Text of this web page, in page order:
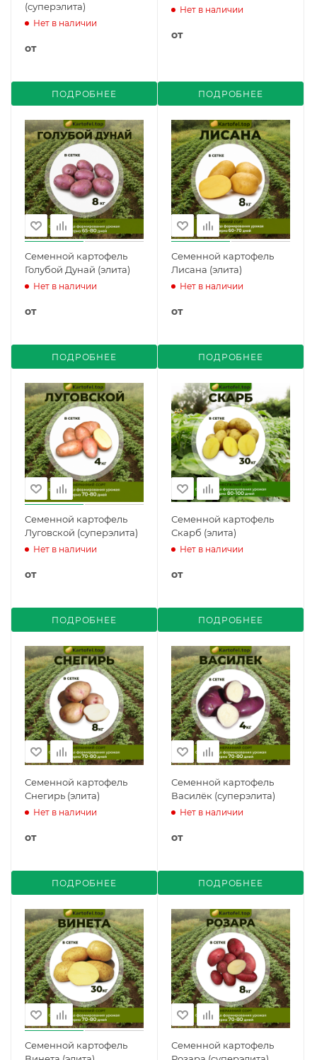
(суперэлита)
Нет в наличии
от
ПОДРОБНЕЕ
Нет в наличии
от
ПОДРОБНЕЕ
Семенной картофель
Голубой Дунай (элита)
Нет в наличии
от
ПОДРОБНЕЕ
Семенной картофель
Лисана (элита)
Нет в наличии
от
ПОДРОБНЕЕ
Семенной картофель
Луговской (суперэлита)
Нет в наличии
от
ПОДРОБНЕЕ
Семенной картофель
Скарб (элита)
Нет в наличии
от
ПОДРОБНЕЕ
Семенной картофель
Снегирь (элита)
Нет в наличии
от
ПОДРОБНЕЕ
Семенной картофель
Василёк (суперэлита)
Нет в наличии
от
ПОДРОБНЕЕ
Семенной картофель
Семенной картофель